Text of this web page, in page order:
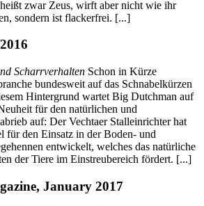
zwar Zeus, wirft aber nicht wie ihr
sondern ist flackerfrei. [...]
Scharrverhalten Schon in Kürze
bundesweit auf das Schnabelkürzen
Hintergrund wartet Big Dutchman auf
für den natürlichen und
auf: Der Vechtaer Stalleinrichter hat
für den Einsatz in der Boden- und
entwickelt, welches das natürliche
der Tiere im Einstreubereich fördert. [...]
January 2017